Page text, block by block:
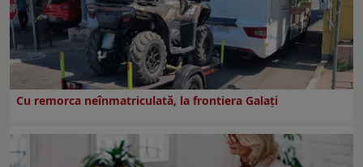
Cu remorca neînmatriculată, la frontiera Galați